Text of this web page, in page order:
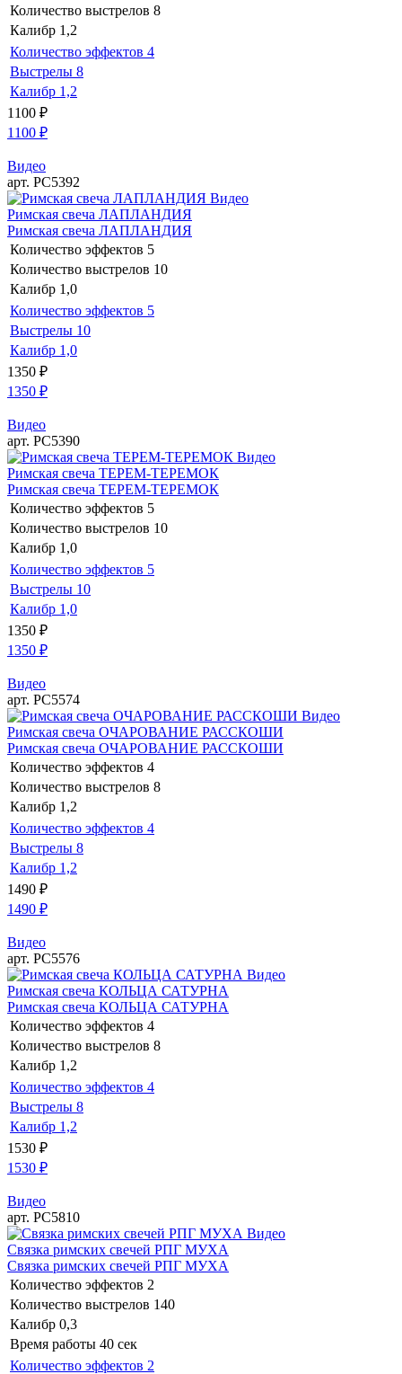
Количество выстрелов 8
Калибр 1,2
Количество эффектов 4
Выстрелы 8
Калибр 1,2
1100 ₽
1100 ₽
Видео
арт. РС5392
Видео
Римская свеча ЛАПЛАНДИЯ
Римская свеча ЛАПЛАНДИЯ
Количество эффектов 5
Количество выстрелов 10
Калибр 1,0
Количество эффектов 5
Выстрелы 10
Калибр 1,0
1350 ₽
1350 ₽
Видео
арт. РС5390
Видео
Римская свеча ТЕРЕМ-ТЕРЕМОК
Римская свеча ТЕРЕМ-ТЕРЕМОК
Количество эффектов 5
Количество выстрелов 10
Калибр 1,0
Количество эффектов 5
Выстрелы 10
Калибр 1,0
1350 ₽
1350 ₽
Видео
арт. РС5574
Видео
Римская свеча ОЧАРОВАНИЕ РАССКОШИ
Римская свеча ОЧАРОВАНИЕ РАССКОШИ
Количество эффектов 4
Количество выстрелов 8
Калибр 1,2
Количество эффектов 4
Выстрелы 8
Калибр 1,2
1490 ₽
1490 ₽
Видео
арт. РС5576
Видео
Римская свеча КОЛЬЦА САТУРНА
Римская свеча КОЛЬЦА САТУРНА
Количество эффектов 4
Количество выстрелов 8
Калибр 1,2
Количество эффектов 4
Выстрелы 8
Калибр 1,2
1530 ₽
1530 ₽
Видео
арт. РС5810
Видео
Связка римских свечей РПГ МУХА
Связка римских свечей РПГ МУХА
Количество эффектов 2
Количество выстрелов 140
Калибр 0,3
Время работы 40 сек
Количество эффектов 2